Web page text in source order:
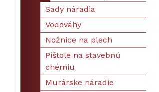
Sady náradia
Vodováhy
Nožnice na plech
Pištole na stavebnú
chémiu
Murárske náradie